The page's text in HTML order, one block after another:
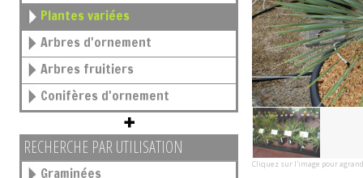
Plantes variées
Arbres d'ornement
Arbres fruitiers
Conifères d'ornement
RECHERCHE PAR UTILISATION
Graminées
Cliquez sur l'image pour